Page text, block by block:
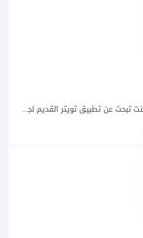
اصدار تويتر القديم للايفون إذا كنت تبحث عن تطبيق تويتر القديم لجهازك الايفون، وتريد...